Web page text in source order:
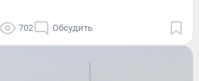
702 Обсудить